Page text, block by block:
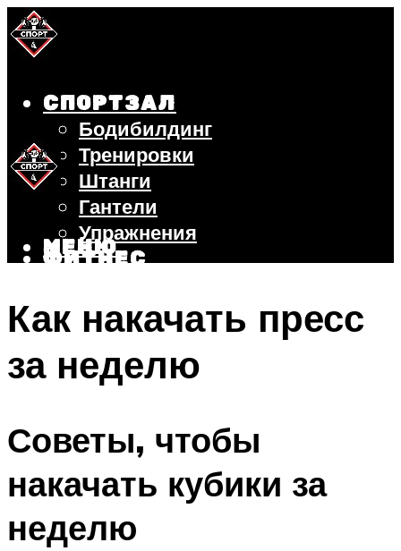
СПОРТЗАЛ
Бодибилдинг
Тренировки
Штанги
Гантели
Упражнения
ФИТНЕС
ВЕЛОСИПЕД
ПОХУДЕНИЕ
МЕНЮ
Как накачать пресс
за неделю
Советы, чтобы
накачать кубики за
неделю